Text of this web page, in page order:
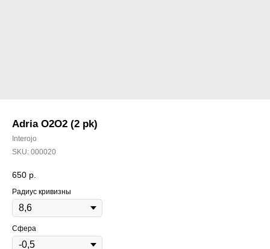
Adria О2О2 (2 pk)
Interojo
SKU: 000020
650 р.
Радиус кривизны
Сфера